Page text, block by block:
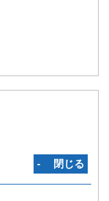
‐ 閉じる